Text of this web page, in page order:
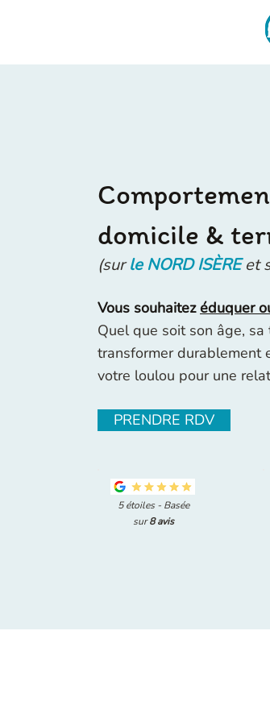
domicile &
(surle NORD ISÈREet
Vous souhaitezéduquer
Quel que soit son âge,
transformer durablement
votre loulou pour une
PRENDRE RDV
5 étoiles - Basée
sur8 avis